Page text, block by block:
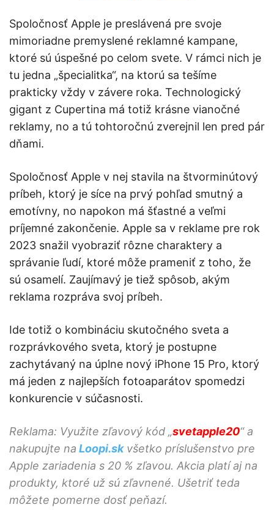
Spoločnosť Apple je preslávená pre svoje
mimoriadne premyslené reklamné kampane,
ktoré sú úspešné po celom svete. V rámci nich je
tu jedna „špecialitka“, na ktorú sa tešíme
prakticky vždy v závere roka. Technologický
gigant z Cupertina má totiž krásne vianočné
reklamy, no a tú tohtoročnú zverejnil len pred pár
dňami.
Spoločnosť Apple v nej stavila na štvorminútový
príbeh, ktorý je síce na prvý pohľad smutný a
emotívny, no napokon má šťastné a veľmi
príjemné zakončenie. Apple sa v reklame pre rok
2023 snažil vyobraziť rôzne charaktery a
správanie ľudí, ktoré môže prameniť z toho, že
sú osamelí. Zaujímavý je tiež spôsob, akým
reklama rozpráva svoj príbeh.
Ide totiž o kombináciu skutočného sveta a
rozprávkového sveta, ktorý je postupne
zachytávaný na úplne nový iPhone 15 Pro, ktorý
má jeden z najlepších fotoaparátov spomedzi
konkurencie v súčasnosti.
Reklama: Využite zľavový kód „svetapple20“ a
nakupujte na Loopi.sk všetko príslušenstvo pre
Apple zariadenia s 20 % zľavou. Akcia platí aj na
produkty, ktoré už sú zľavnené. Ušetriť teda
môžete pomerne dosť peňazí.